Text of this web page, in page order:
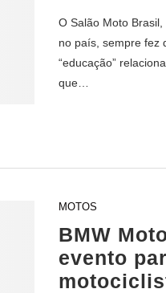
O Salão Moto
no país, sempre fez
“educação”
que…
MOTOS
BMW
evento